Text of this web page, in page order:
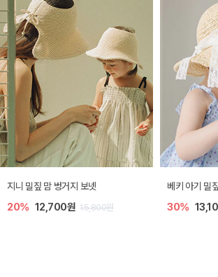
지니 밀짚 맘 벙거지 보넷
20% 12,700원 15,800원
베키 아기 밀
30%